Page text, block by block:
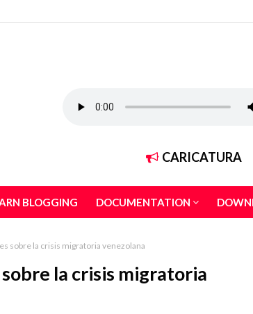
CARICATURA
BLOGGING DOCUMENTATION
sobre la crisis migratoria venezolana
la crisis migratoria